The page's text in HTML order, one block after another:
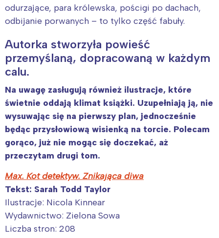
odurzające, para królewska, pościgi po dachach,
odbijanie porwanych – to tylko część fabuły.
Autorka stworzyła powieść
przemyślaną, dopracowaną w każdym
calu.
Na uwagę zasługują również ilustracje, które
świetnie oddają klimat książki. Uzupełniają ją, nie
wysuwając się na pierwszy plan, jednocześnie
będąc przysłowiową wisienką na torcie. Polecam
gorąco, już nie mogąc się doczekać, aż
przeczytam drugi tom.
Max. Kot detektyw. Znikająca diwa
Tekst: Sarah Todd Taylor
Ilustracje: Nicola Kinnear
Wydawnictwo: Zielona Sowa
Liczba stron: 208